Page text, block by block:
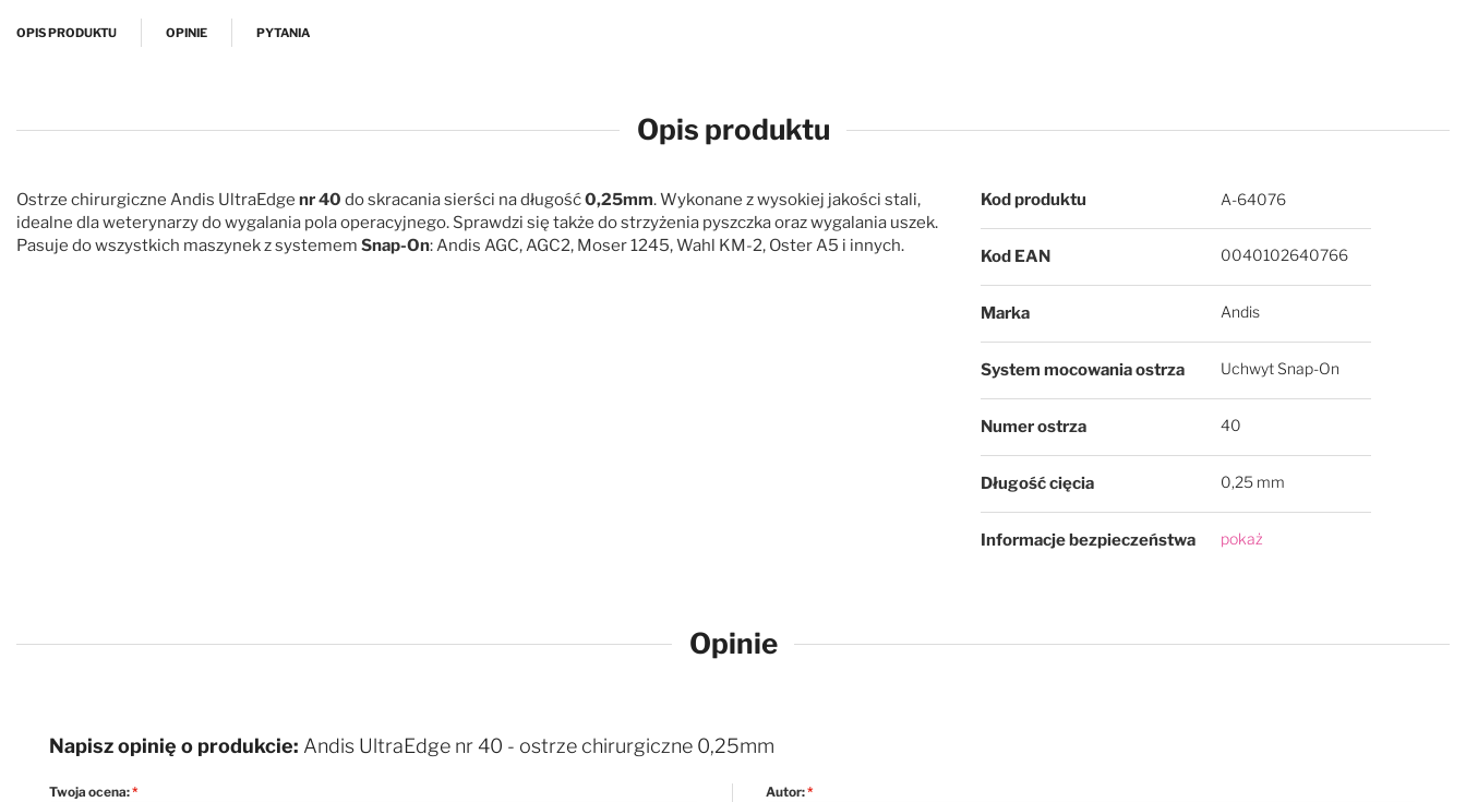
OPIS PRODUKTU OPINIE PYTANIA
Opis produktu
Ostrze chirurgiczne Andis UltraEdge nr 40 do skracania sierści na długość0,25mm. Wykonane z wysokiej jakości stali,
idealne dla weterynarzy do wygalania pola operacyjnego. Sprawdzi się także do strzyżenia pyszczka oraz wygalania uszek.
Pasuje do wszystkich maszynek z systemem Snap-On: Andis AGC, AGC2, Moser 1245, Wahl KM-2, Oster A5 i innych.
Więcej informacji
Kod produktu A-64076
Kod EAN 0040102640766
Marka Andis
System mocowania ostrza Uchwyt Snap-On
Numer ostrza 40
Długość cięcia 0,25 mm
Informacje bezpieczeństwa pokaż
Opinie
Napisz opinię o produkcie: Andis UltraEdge nr 40 - ostrze chirurgiczne 0,25mm
Twoja ocena: Autor: